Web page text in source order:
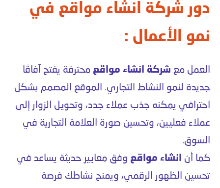
دور شركة انشاء مواقع في
نمو الأعمال :
العمل مع شركة انشاء مواقع محترفة يفتح آفاقًا
جديدة لنمو النشاط التجاري. الموقع المصمم بشكل
احترافي يمكنه جذب عملاء جدد، وتحويل الزوار إلى
عملاء فعليين، وتحسين صورة العلامة التجارية في
السوق.
كما أن
انشاء مواقع وفق معايير حديثة يساعد في
تحسين الظهور الرقمي، ويمنح نشاطك فرصة